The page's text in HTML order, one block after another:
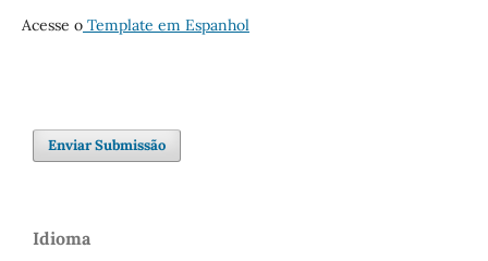
Acesse oTemplate em Espanhol
Enviar Submissão
Idioma